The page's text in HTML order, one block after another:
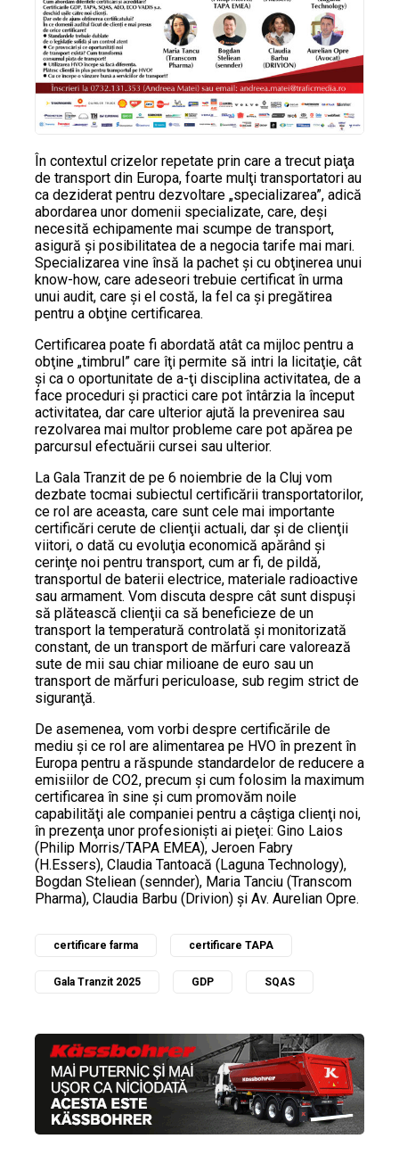
În contextul crizelor repetate prin care a trecut piaţa
de transport din Europa, foarte mulţi transportatori au
ca deziderat pentru dezvoltare „specializarea”, adică
abordarea unor domenii specializate, care, deşi
necesită echipamente mai scumpe de transport,
asigură şi posibilitatea de a negocia tarife mai mari.
Specializarea vine însă la pachet şi cu obţinerea unui
know-how, care adeseori trebuie certificat în urma
unui audit, care şi el costă, la fel ca şi pregătirea
pentru a obţine certificarea.
Certificarea poate fi abordată atât ca mijloc pentru a
obţine „timbrul” care îţi permite să intri la licitaţie, cât
şi ca o oportunitate de a-ţi disciplina activitatea, de a
face proceduri şi practici care pot întârzia la început
activitatea, dar care ulterior ajută la prevenirea sau
rezolvarea mai multor probleme care pot apărea pe
parcursul efectuării cursei sau ulterior.
La Gala Tranzit de pe 6 noiembrie de la Cluj vom
dezbate tocmai subiectul certificării transportatorilor,
ce rol are aceasta, care sunt cele mai importante
certificări cerute de clienţii actuali, dar şi de clienţii
viitori, o dată cu evoluţia economică apărând şi
cerinţe noi pentru transport, cum ar fi, de pildă,
transportul de baterii electrice, materiale radioactive
sau armament. Vom discuta despre cât sunt dispuşi
să plătească clienţii ca să beneficieze de un
transport la temperatură controlată şi monitorizată
constant, de un transport de mărfuri care valorează
sute de mii sau chiar milioane de euro sau un
transport de mărfuri periculoase, sub regim strict de
siguranţă.
De asemenea, vom vorbi despre certificările de
mediu şi ce rol are alimentarea pe HVO în prezent în
Europa pentru a răspunde standardelor de reducere a
emisiilor de CO2, precum şi cum folosim la maximum
certificarea în sine şi cum promovăm noile
capabilităţi ale companiei pentru a câştiga clienţi noi,
în prezenţa unor profesionişti ai pieţei: Gino Laios
(Philip Morris/TAPA EMEA), Jeroen Fabry
(H.Essers), Claudia Tantoacă (Laguna Technology),
Bogdan Steliean (sennder), Maria Tanciu (Transcom
Pharma), Claudia Barbu (Drivion) şi Av. Aurelian Opre.
certificare farma certificare TAPA
Gala Tranzit 2025 GDP SQAS